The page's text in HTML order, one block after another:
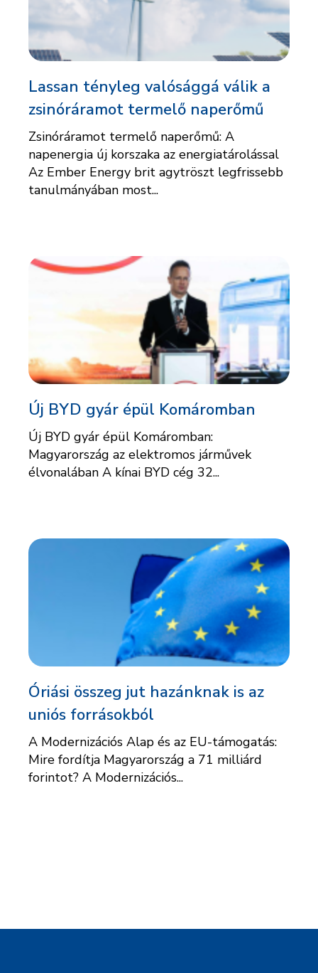
Lassan tényleg valósággá válik a
zsinóráramot termelő naperőmű
Zsinóráramot termelő naperőmű: A
napenergia új korszaka az energiatárolással
Az Ember Energy brit agytröszt legfrissebb
tanulmányában most...
Új BYD gyár épül Komáromban
Új BYD gyár épül Komáromban:
Magyarország az elektromos járművek
élvonalában A kínai BYD cég 32...
Óriási összeg jut hazánknak is az
uniós forrásokból
A Modernizációs Alap és az EU-támogatás:
Mire fordítja Magyarország a 71 milliárd
forintot? A Modernizációs...